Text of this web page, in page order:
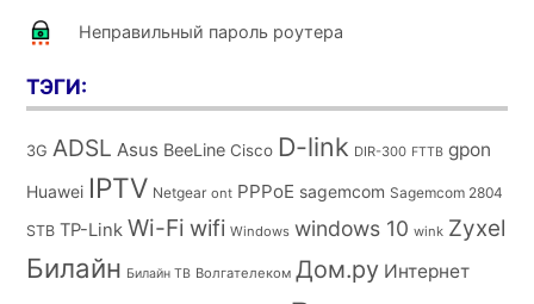
Неправильный пароль роутера
ТЭГИ:
3G ADSL Asus BeeLine Cisco D-link DIR-300 FTTB gpon
Huawei IPTV Netgear ont PPPoE sagemcom Sagemcom 2804
STB TP-Link Wi-Fi wifi Windows windows 10 wink Zyxel
Билайн Билайн ТВ Волгателеком Дом.ру Интернет